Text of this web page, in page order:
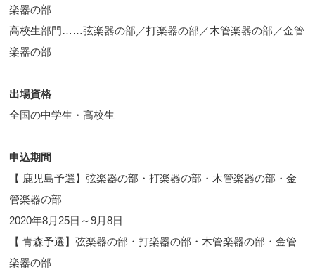
楽器の部
高校生部門……弦楽器の部／打楽器の部／木管楽器の部／金管
楽器の部
出場資格
全国の中学生・高校生
申込期間
【 鹿児島予選】弦楽器の部・打楽器の部・木管楽器の部・金
管楽器の部
2020年8月25日～9月8日
【 青森予選】弦楽器の部・打楽器の部・木管楽器の部・金管
楽器の部